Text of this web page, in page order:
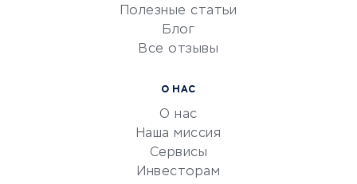
УСЛУГИ ДЛЯ БИЗНЕСА
Полезные статьи
Блог
Все отзывы
О НАС
О нас
Наша миссия
Сервисы
Инвесторам